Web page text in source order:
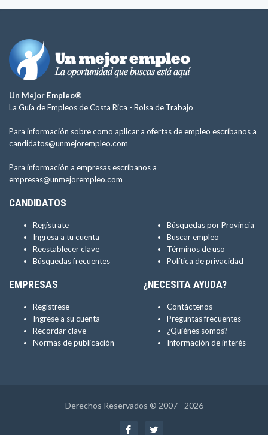
Un Mejor Empleo®
La Guía de Empleos de Costa Rica - Bolsa de Trabajo
Para información sobre como aplicar a ofertas de empleo escríbanos a
candidatos@unmejorempleo.com
Para información a empresas escríbanos a
empresas@unmejorempleo.com
CANDIDATOS
Regístrate
Ingresa a tu cuenta
Reestablecer clave
Búsquedas frecuentes
Búsquedas por Provincia
Buscar empleo
Términos de uso
Política de privacidad
EMPRESAS
Regístrese
Ingrese a su cuenta
Recordar clave
Normas de publicación
¿NECESITA AYUDA?
Contáctenos
Preguntas frecuentes
¿Quiénes somos?
Información de interés
Derechos Reservados ® 2007 - 2026
Facebook